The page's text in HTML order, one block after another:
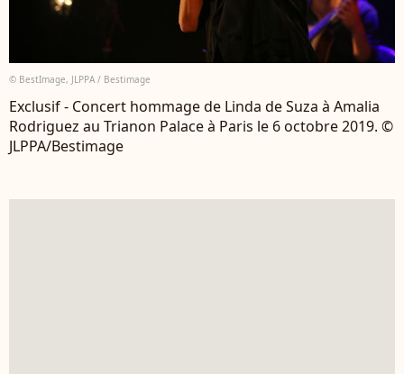
© BestImage, JLPPA / Bestimage
Exclusif - Concert hommage de Linda de Suza à Amalia
Rodriguez au Trianon Palace à Paris le 6 octobre 2019. ©
JLPPA/Bestimage